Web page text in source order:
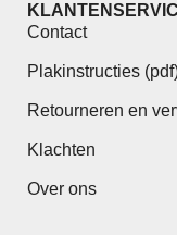
Contact
Plakinstructies
Retourneren en
Klachten
Over ons